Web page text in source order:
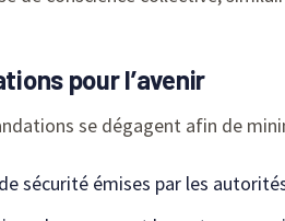
pour l’avenir
se dégagent afin de
sécurité émises par les